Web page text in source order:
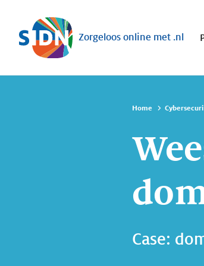
Sla navigatie over
Zorgeloos online met .nl
Home
Case: